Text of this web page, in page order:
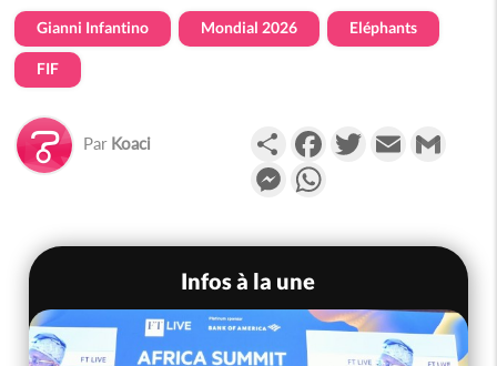
Gianni Infantino Mondial 2026 Eléphants
FIF
Par Koaci PartagerFacebookTwitterEmail
Messenger
Infos à la une